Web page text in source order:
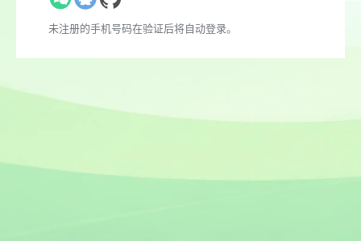
未注册的手机号码在验证后将自动登录。